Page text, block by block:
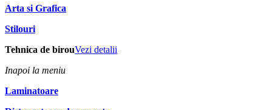
Arta si Grafica
Stilouri
Tehnica de birouVezi detalii
Inapoi la meniu
Laminatoare